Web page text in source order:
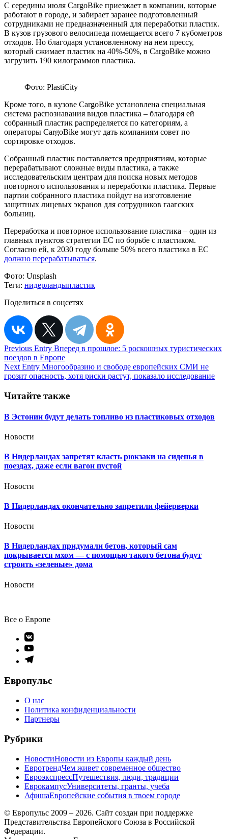
С середины июля CargoBike приезжает в компании, которые
работают в городе, и забирает заранее подготовленный
сотрудниками не предназначенный для переработки пластик.
В кузов грузового велосипеда помещается всего 7 кубометров
отходов. Но благодаря установленному на нем прессу,
который сжимает пластик на 40%-50%, в CargoBike можно
загрузить 190 килограммов пластика.
Фото: PlastiCity
Кроме того, в кузове CargoBike установлена специальная
система распознавания видов пластика – благодаря ей
собранный пластик распределяется по категориям, а
операторы CargoBike могут дать компаниям совет по
сортировке отходов.
Собранный пластик поставляется предприятиям, которые
перерабатывают сложные виды пластика, а также
исследовательским центрам для поиска новых методов
повторного использования и переработки пластика. Первые
партии собранного пластика пойдут на изготовление
защитных лицевых экранов для сотрудников гаагских
больниц.
Переработка и повторное использование пластика – один из
главных пунктов стратегии ЕС по борьбе с пластиком.
Согласно ей, к 2030 году больше 50% всего пластика в ЕС
должно перерабатываться.
Фото: Unsplash
Теги: нидерландыпластик
Поделиться в соцсетях
Навигация
по
записям
Previous Entry Вперед в прошлое: 5 роскошных туристических
поездов в Европе
Next Entry Многообразию и свободе европейских СМИ не
грозит опасность, хотя риски растут, показало исследование
Читайте также
В Эстонии будут делать топливо из пластиковых отходов
Новости
В Нидерландах запретят класть рюкзаки на сиденья в
поездах, даже если вагон пустой
Новости
В Нидерландах окончательно запретили фейерверки
Новости
В Нидерландах придумали бетон, который сам
покрывается мхом — с помощью такого бетона будут
строить «зеленые» дома
Новости
Все о Европе
Элемент
меню
Элемент
меню
Элемент
Европульс
О нас
Политика конфиденциальности
Партнеры
Рубрики
НовостиНовости из Европы каждый день
ЕвротрендЧем живет современное общество
ЕвроэкспрессПутешествия, люди, традиции
ЕврокампусУниверситеты, гранты, учеба
АфишаЕвропейские события в твоем городе
© Европульс 2009 – 2026. Сайт создан при поддержке
Представительства Европейского Союза в Российской
Федерации.